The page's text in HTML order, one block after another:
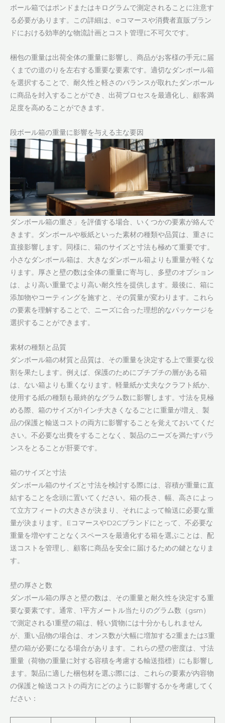
ボール箱ではポンドまたはキログラムで測定されることに注意す
る必要があります。この詳細は、eコマースや消費者直販ブラン
ドにおける効率的な物流計画とコスト管理に不可欠です。
梱包の重量は出荷全体の重量に影響し、商品がお客様の手元に届
くまでの道のりを左右する重要な要素です。適切なダンボール箱
を選択することで、耐久性と軽さのバランスが取れたダンボール
に商品を封入することができ、出荷プロセスを最適化し、顧客満
足度を高めることができます。
段ボール箱の重量に影響を与える主な要因
ダンボール箱の重さ」を評価する場合、いくつかの要素が絡んで
きます。ダンボールや板紙といった素材の種類や品質は、重さに
直接影響します。同様に、箱のサイズと寸法も極めて重要です。
小さなダンボール箱は、大きなダンボール箱よりも重量が軽くな
ります。厚さと壁の数は全体の重量に寄与し、多壁のオプション
は、より高い重量でより高い耐久性を提供します。最後に、箱に
添加物やコーティングを施すと、その質量が変わります。これら
の要素を理解することで、ニーズに合った理想的なパッケージを
選択することができます。
素材の種類と品質
ダンボール箱の材質と品質は、その重量を決定する上で重要な役
割を果たします。例えば、保護のためにプチプチの層がある箱
は、ない箱よりも重くなります。軽量紙か丈夫なクラフト紙か、
使用する紙の種類も最終的なグラム数に影響します。寸法を見極
める際、箱のサイズが1インチ大きくなるごとに重量が増え、製
品の保護と輸送コストの両方に影響することを覚えておいてくだ
さい。不必要な出費をすることなく、製品のニーズを満たすバラ
ンスをとることが肝要です。
箱のサイズと寸法
ダンボール箱のサイズと寸法を検討する際には、容積が重量に直
結することを念頭に置いてください。箱の長さ、幅、高さによっ
て立方フィートの大きさが決まり、それによって輸送に必要な重
量が決まります。EコマースやD2Cブランドにとって、不必要な
重量を増やすことなくスペースを最適化する箱を選ぶことは、配
送コストを管理し、顧客に商品を安全に届けるための鍵となりま
す。
壁の厚さと数
ダンボール箱の厚さと壁の数は、その重量と耐久性を決定する重
要な要素です。通常、1平方メートル当たりのグラム数（gsm）
で測定される1重壁の箱は、軽い貨物には十分かもしれません
が、重い品物の場合は、オンス数が大幅に増加する2重または3重
壁の箱が必要になる場合があります。これらの壁の密度は、寸法
重量（荷物の重量に対する容積を考慮する輸送指標）にも影響し
ます。製品に適した梱包材を選ぶ際には、これらの要素が内容物
の保護と輸送コストの両方にどのように影響するかを考慮してく
ださい：